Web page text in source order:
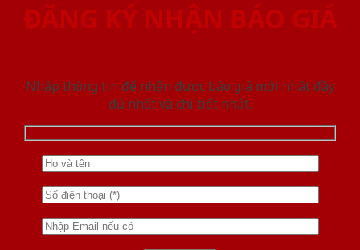
ĐĂNG KÝ NHẬN BÁO GIÁ
Nhập thông tin để nhận được báo giá mới nhât đầy
đủ nhất và chi tiết nhất.